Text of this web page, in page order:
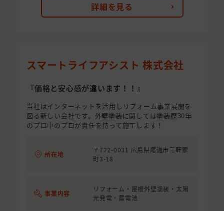
詳細を見る
スマートライフアシスト 株式会社
『価格と安心感が違います！！』
当社はインターネットを活用しリフォーム事業展開を
図る新しい会社です。外壁塗装に関しては塗装歴30年
のプロ中のプロが責任を持って施工します！
所在地
〒722-0031 広島県尾道市三軒家
町3-18
事業内容
リフォーム・屋根外壁塗装・太陽
光発電・蓄電池